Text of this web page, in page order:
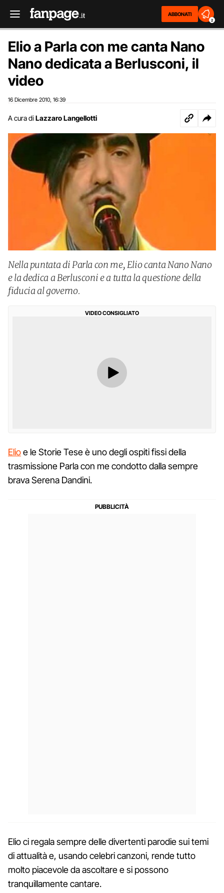
ABBONATI
2
Elio a Parla con me canta Nano
Nano dedicata a Berlusconi, il
video
16 Dicembre 2010 16:39
A cura di Lazzaro Langellotti
Nella puntata di Parla con me, Elio canta Nano Nano
e la dedica a Berlusconi e a tutta la questione della
fiducia al governo.
VIDEO CONSIGLIATO
Elioe le Storie Tese è uno degli ospiti fissi della
trasmissione Parla con me condotto dalla sempre
brava Serena Dandini.
Elio ci regala sempre delle divertenti parodie sui temi
di attualità e, usando celebri canzoni, rende tutto
molto piacevole da ascoltare e si possono
tranquillamente cantare.